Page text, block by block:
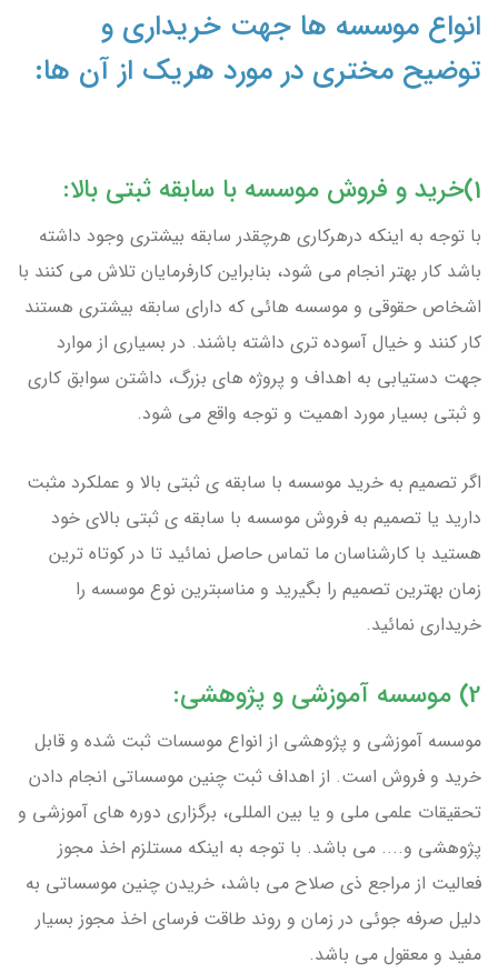
انواع موسسه ها جهت خریداری و
توضیح مختری در مورد هریک از آن ها:
1)خرید و فروش موسسه با سابقه ثبتی بالا:
با توجه به اینکه درهرکاری هرچقدر سابقه بیشتری وجود داشته
باشد کار بهتر انجام می شود، بنابراین کارفرمایان تلاش می کنند با
اشخاص حقوقی و موسسه هائی که دارای سابقه بیشتری هستند
کار کنند و خیال آسوده تری داشته باشند. در بسیاری از موارد
جهت دستیابی به اهداف و پروژه های بزرگ، داشتن سوابق کاری
و ثبتی بسیار مورد اهمیت و توجه واقع می شود.
اگر تصمیم به خرید موسسه با سابقه ی ثبتی بالا و عملکرد مثبت
دارید یا تصمیم به فروش موسسه با سابقه ی ثبتی بالای خود
هستید با کارشناسان ما تماس حاصل نمائید تا در کوتاه ترین
زمان بهترین تصمیم را بگیرید و مناسبترین نوع موسسه را
خریداری نمائید.
2) موسسه آموزشی و پژوهشی:
موسسه آموزشی و پژوهشی از انواع موسسات ثبت شده و قابل
خرید و فروش است. از اهداف ثبت چنین موسساتی انجام دادن
تحقیقات علمی ملی و یا بین المللی، برگزاری دوره های آموزشی و
پژوهشی و.... می باشد. با توجه به اینکه مستلزم اخذ مجوز
فعالیت از مراجع ذی صلاح می باشد، خریدن چنین موسساتی به
دلیل صرفه جوئی در زمان و روند طاقت فرسای اخذ مجوز بسیار
مفید و معقول می باشد.